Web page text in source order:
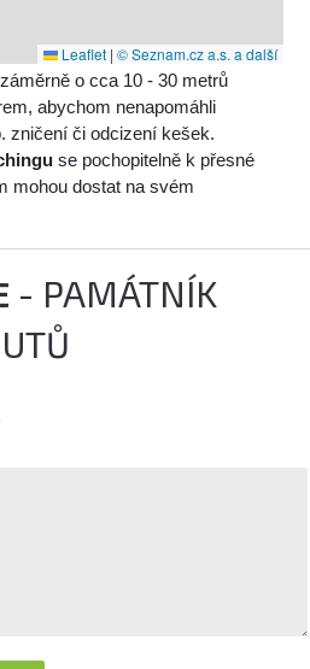
Leaflet | © Seznam.cz a.s. a další
o cca 10 - 30 metrů
abychom nenapomáhli
zničení či odcizení kešek.
se pochopitelně k přesné
mohou dostat na svém
- PAMÁTNÍK